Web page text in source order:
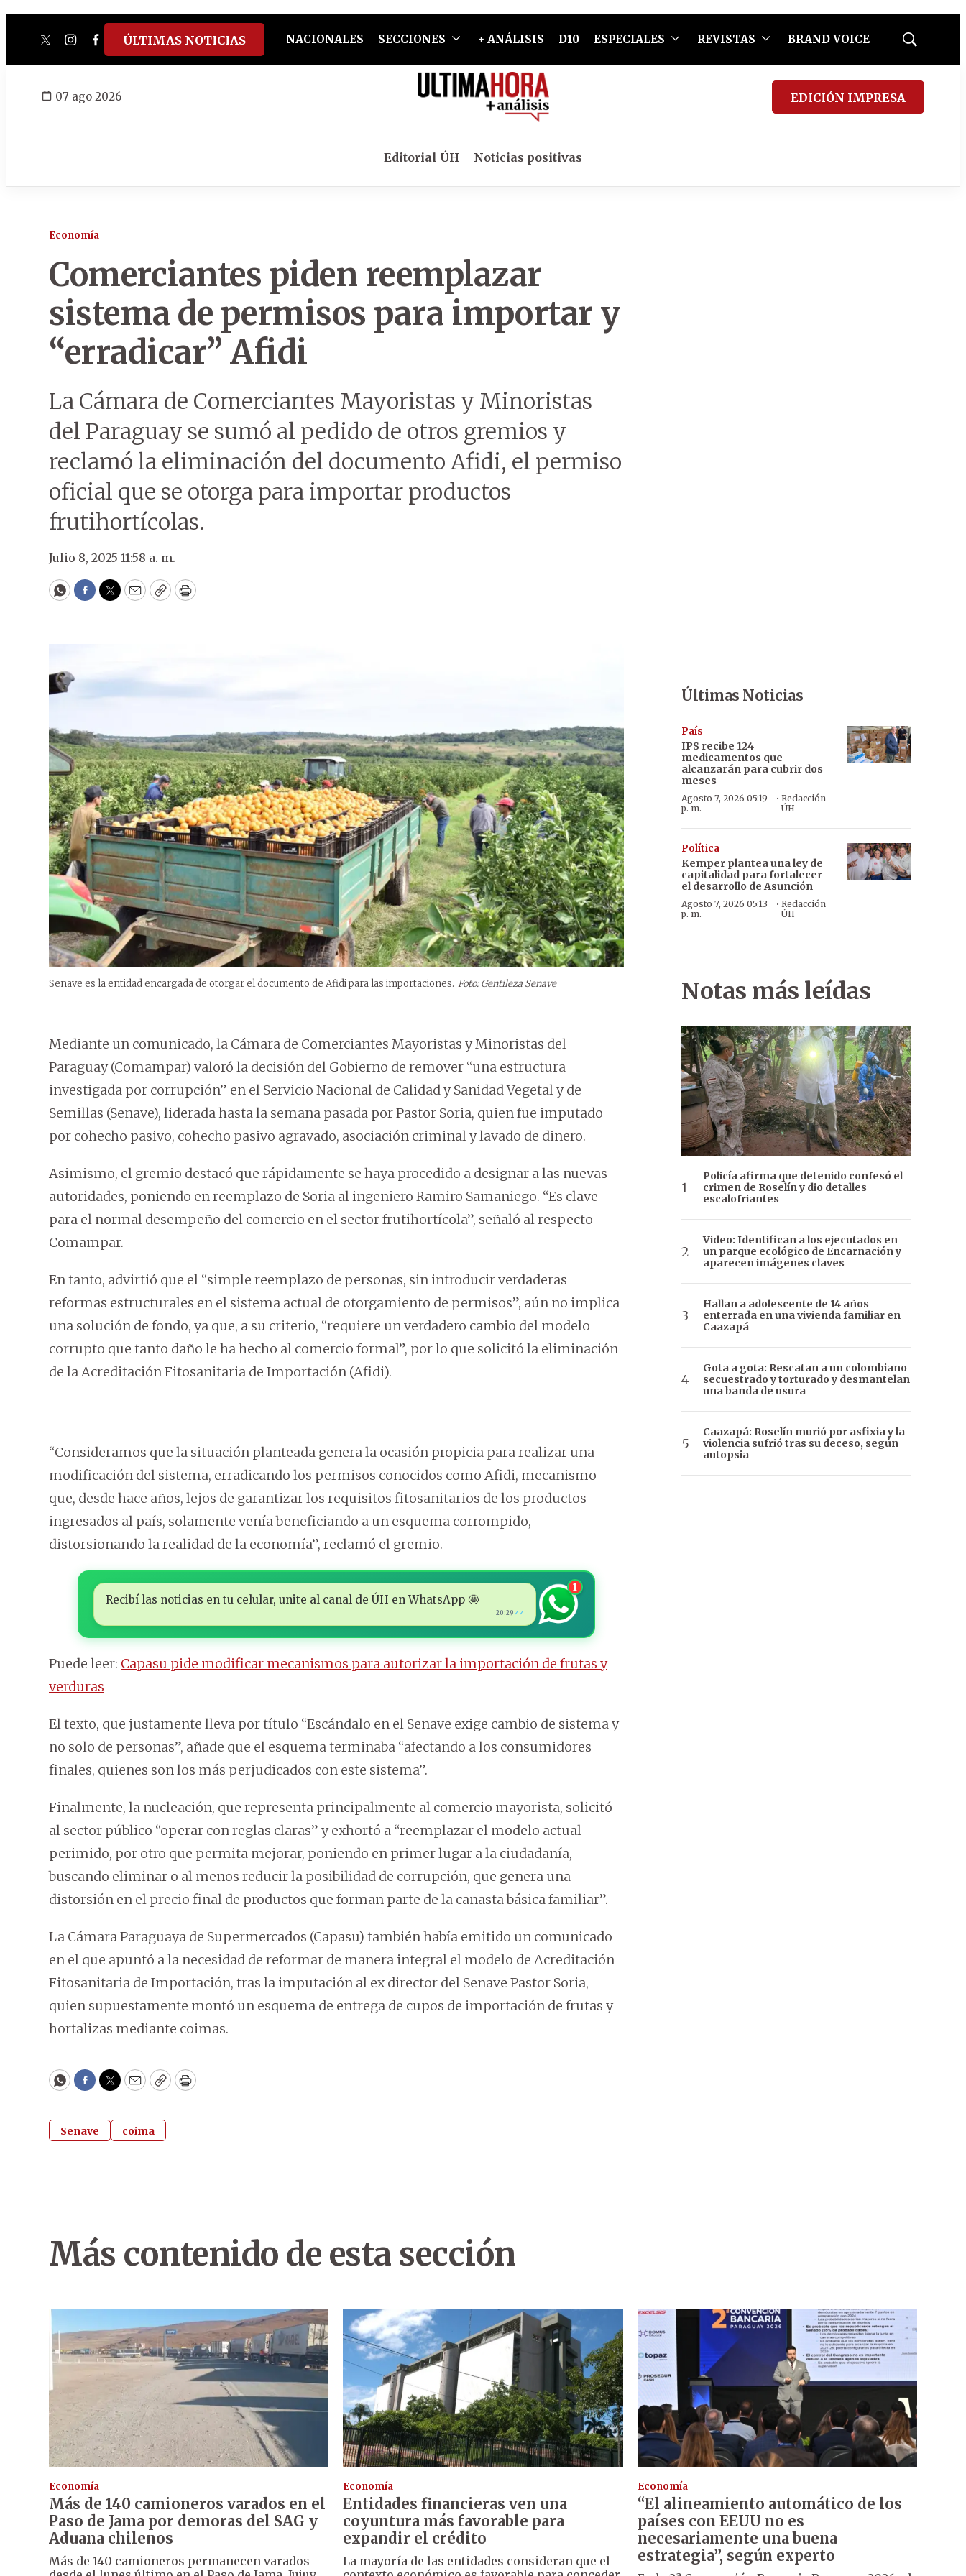
twitterinstagram
facebook
tiktokyoutube
spotify
ÚLTIMAS NOTICIAS NACIONALES SECCIONES + ANÁLISIS D10 ESPECIALES REVISTAS BRAND VOICE
Mostrar
07 ago 2026 EDICIÓN IMPRESA
Editorial ÚH Noticias positivas
Economía
Comerciantes piden reemplazar
sistema de permisos para importar y
“erradicar” Afidi
La Cámara de Comerciantes Mayoristas y Minoristas
del Paraguay se sumó al pedido de otros gremios y
reclamó la eliminación del documento Afidi, el permiso
oficial que se otorga para importar productos
frutihortícolas.
Julio 8, 2025 11:58 a. m.
WhatsApp
Facebook
Twitter
EmailCopyPrint
Senave es la entidad encargada de otorgar el documento de Afidi para las importaciones. Foto: Gentileza Senave
Mediante un comunicado, la Cámara de Comerciantes Mayoristas y Minoristas del
Paraguay (Comampar) valoró la decisión del Gobierno de remover “una estructura
investigada por corrupción” en el Servicio Nacional de Calidad y Sanidad Vegetal y de
Semillas (Senave), liderada hasta la semana pasada por Pastor Soria, quien fue imputado
por cohecho pasivo, cohecho pasivo agravado, asociación criminal y lavado de dinero.
Asimismo, el gremio destacó que rápidamente se haya procedido a designar a las nuevas
autoridades, poniendo en reemplazo de Soria al ingeniero Ramiro Samaniego. “Es clave
para el normal desempeño del comercio en el sector frutihortícola”, señaló al respecto
Comampar.
En tanto, advirtió que el “simple reemplazo de personas, sin introducir verdaderas
reformas estructurales en el sistema actual de otorgamiento de permisos”, aún no implica
una solución de fondo, ya que, a su criterio, “requiere un verdadero cambio del modelo
corrupto que tanto daño le ha hecho al comercio formal”, por lo que solicitó la eliminación
de la Acreditación Fitosanitaria de Importación (Afidi).
“Consideramos que la situación planteada genera la ocasión propicia para realizar una
modificación del sistema, erradicando los permisos conocidos como Afidi, mecanismo
que, desde hace años, lejos de garantizar los requisitos fitosanitarios de los productos
ingresados al país, solamente venía beneficiando a un esquema corrompido,
distorsionando la realidad de la economía”, reclamó el gremio.
Recibí las noticias en tu celular, unite al canal de ÚH en WhatsApp 🤩
20:29 ✓✓
1
Puede leer: Capasu pide modificar mecanismos para autorizar la importación de frutas y
verduras
El texto, que justamente lleva por título “Escándalo en el Senave exige cambio de sistema y
no solo de personas”, añade que el esquema terminaba “afectando a los consumidores
finales, quienes son los más perjudicados con este sistema”.
Finalmente, la nucleación, que representa principalmente al comercio mayorista, solicitó
al sector público “operar con reglas claras” y exhortó a “reemplazar el modelo actual
perimido, por otro que permita mejorar, poniendo en primer lugar a la ciudadanía,
buscando eliminar o al menos reducir la posibilidad de corrupción, que genera una
distorsión en el precio final de productos que forman parte de la canasta básica familiar”.
La Cámara Paraguaya de Supermercados (Capasu) también había emitido un comunicado
en el que apuntó a la necesidad de reformar de manera integral el modelo de Acreditación
Fitosanitaria de Importación, tras la imputación al ex director del Senave Pastor Soria,
quien supuestamente montó un esquema de entrega de cupos de importación de frutas y
hortalizas mediante coimas.
WhatsApp
Facebook
Twitter
EmailCopyPrint
Senave coima
Últimas Noticias
País
IPS recibe 124
medicamentos que
alcanzarán para cubrir dos
meses
Agosto 7, 2026 05:19
p. m.
· Redacción
ÚH
Política
Kemper plantea una ley de
capitalidad para fortalecer
el desarrollo de Asunción
Agosto 7, 2026 05:13
p. m.
· Redacción
ÚH
Notas más leídas
Policía afirma que detenido confesó el
crimen de Roselín y dio detalles
escalofriantes
Video: Identifican a los ejecutados en
un parque ecológico de Encarnación y
aparecen imágenes claves
Hallan a adolescente de 14 años
enterrada en una vivienda familiar en
Caazapá
Gota a gota: Rescatan a un colombiano
secuestrado y torturado y desmantelan
una banda de usura
Caazapá: Roselín murió por asfixia y la
violencia sufrió tras su deceso, según
autopsia
Más contenido de esta sección
Economía
Más de 140 camioneros varados en el
Paso de Jama por demoras del SAG y
Aduana chilenos
Más de 140 camioneros permanecen varados
Economía
Entidades financieras ven una
coyuntura más favorable para
expandir el crédito
La mayoría de las entidades consideran que el
Economía
“El alineamiento automático de los
países con EEUU no es
necesariamente una buena
estrategia”, según experto